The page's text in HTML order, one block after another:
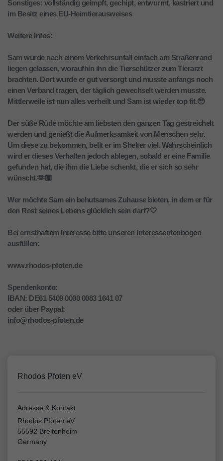
Sonstiges: vollständig geimpft, gechipt, entwurmt, kastriert und
im Besitz eines EU-Heimtierausweises
Weitere Infos:
Sam wurde nach einem Verkehrsunfall einfach am Straßenrand
liegen gelassen, woraufhin ihn die Tierschützer zum Tierarzt
brachten. Dort wurde er gut versorgt und musste anfangs noch
einen Verband tragen, der täglich gewechselt werden musste.
Mittlerweile ist nun alles verheilt und Sam ist wieder top fit.🥹
Der süße Rüde möchte am liebsten den ganzen Tag gestreichelt
werden und genießt die Aufmerksamkeit von Menschen sehr.
Um diese zu bekommen, bellt er im Shelter viel. Wahrscheinlich
wird er dieses Verhalten jedoch ablegen, sobald er eine Familie
gefunden hat, die ihm die Liebe schenkt, die er sich so sehr
wünscht.🫶🏼
Wer möchte Sam ein behutsames Zuhause bieten, in dem er für
den Rest seines Lebens glücklich sein darf?🤍
Bei ernsthaftem Interesse bitte unseren Interessentenbogen
ausfüllen:
www.rhodos-pfoten.de
Spendenkonto:
IBAN: DE61 5409 0000 0083 1641 07
oder über Paypal:
info@rhodos-pfoten.de
Rhodos Pfoten eV
Adresse & Kontakt
Rhodos Pfoten eV
55592 Breitenheim
Germany